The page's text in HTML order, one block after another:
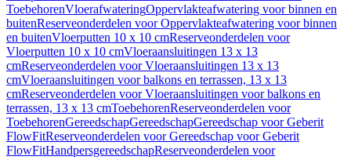
ToebehorenVloerafwateringOppervlakteafwatering voor binnen en
buitenReserveonderdelen voor Oppervlakteafwatering voor binnen
en buitenVloerputten 10 x 10 cmReserveonderdelen voor
Vloerputten 10 x 10 cmVloeraansluitingen 13 x 13
cmReserveonderdelen voor Vloeraansluitingen 13 x 13
cmVloeraansluitingen voor balkons en terrassen, 13 x 13
cmReserveonderdelen voor Vloeraansluitingen voor balkons en
terrassen, 13 x 13 cmToebehorenReserveonderdelen voor
ToebehorenGereedschapGereedschapGereedschap voor Geberit
FlowFitReserveonderdelen voor Gereedschap voor Geberit
FlowFitHandpersgereedschapReserveonderdelen voor